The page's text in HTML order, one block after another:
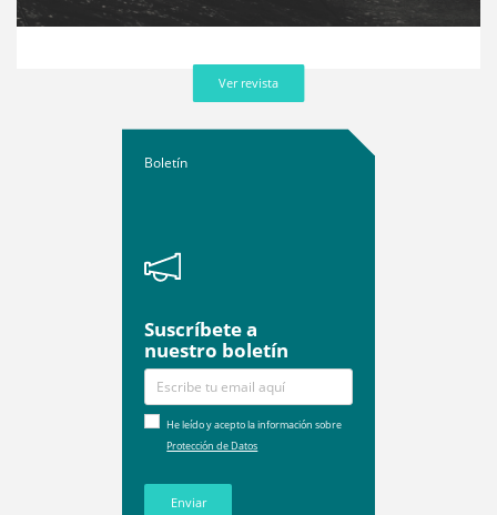
Ver revista
Boletín
Suscríbete a
nuestro boletín
He leído y acepto la información sobre
Protección de Datos
Enviar